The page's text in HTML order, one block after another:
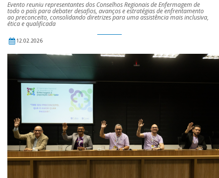
Evento reuniu representantes dos Conselhos Regionais de Enfermagem de
todo o país para debater desafios, avanços e estratégias de enfrentamento
ao preconceito, consolidando diretrizes para uma assistência mais inclusiva,
ética e qualificada
12.02.2026